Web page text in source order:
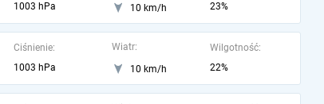
1003 hPa
10 km/h
23%
Ciśnienie:
1003 hPa
Wiatr:
10 km/h
Wilgotność:
22%